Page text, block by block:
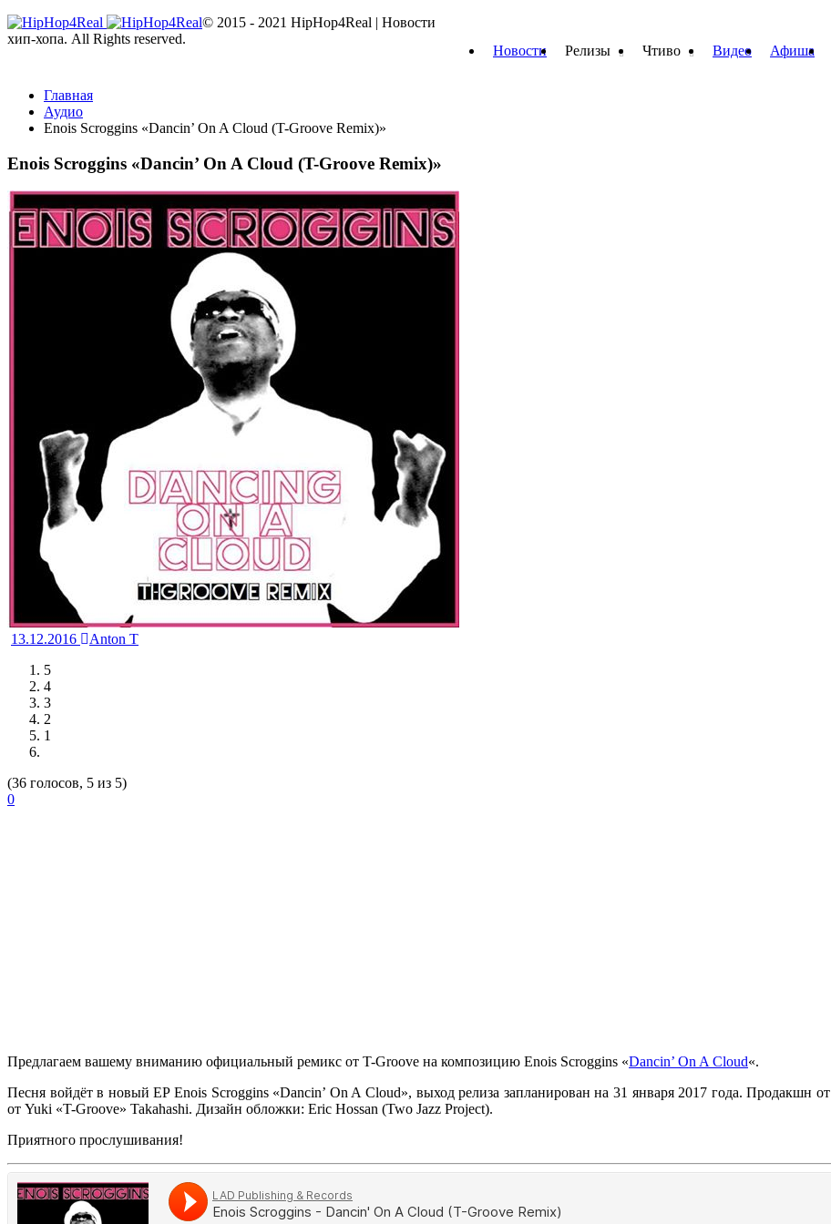
Новости Релизы Чтиво Видео Афиша
Главная
Аудио
Enois Scroggins «Dancin’ On A Cloud (T-Groove Remix)»
Enois Scroggins «Dancin’ On A Cloud (T-Groove Remix)»
13.12.2016
Anton T
5
4
3
2
1
(36 голосов, 5 из 5)
0
Предлагаем вашему вниманию официальный ремикс от T-Groove на композицию Enois Scroggins «Dancin’ On A Cloud«.
Песня войдёт в новый EP Enois Scroggins «Dancin’ On A Cloud», выход релиза запланирован на 31 января 2017 года. Продакшн от
от Yuki «T-Groove» Takahashi. Дизайн обложки: Eric Hossan (Two Jazz Project).
Приятного прослушивания!
© 2015 - 2021 HipHop4Real | Новости
хип-хопа. All Rights reserved.